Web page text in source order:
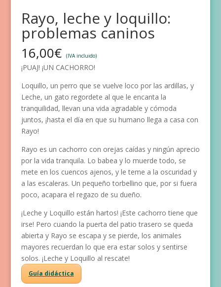
Rayo, leche y loquillo:
problemas caninos
16,00€ (IVA incluido)
¡PUAJ! ¡UN CACHORRO!
Loquillo, un perro que se vuelve loco por las ardillas, y
Leche, un gato regordete al que le encanta la
tranquilidad, llevan una vida agradable y cómoda
juntos, ¡hasta el día en que su humano llega a casa con
Rayo!
Rayo es un cachorro con orejas caídas y ningún aprecio
por la vida tranquila. Lo babea y lo muerde todo, se
mete en los cuencos ajenos, y le teme a la oscuridad y
a las escaleras. Un pequeño torbellino que, por si fuera
poco, acapara el regazo de su dueño.
¡Leche y Loquillo están hartos! ¡Este cachorro tiene que
irse! Pero cuando la puerta del patio trasero se queda
abierta y Rayo se escapa y se pierde, los animales
mayores recuerdan lo que era estar solos y sentirse
solos. ¡Leche y Loquillo al rescate!
Guía didáctica